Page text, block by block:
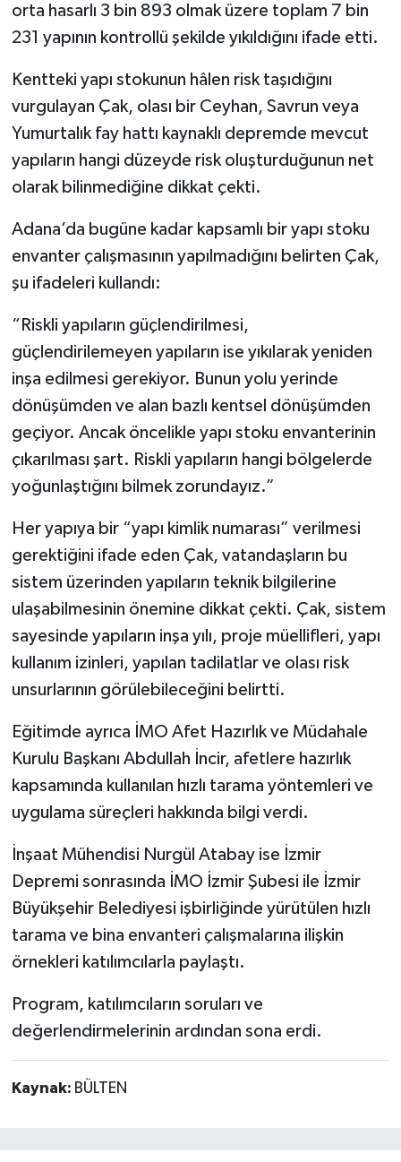
orta hasarlı 3 bin 893 olmak üzere toplam 7 bin
231 yapının kontrollü şekilde yıkıldığını ifade etti.
Kentteki yapı stokunun hâlen risk taşıdığını
vurgulayan Çak, olası bir Ceyhan, Savrun veya
Yumurtalık fay hattı kaynaklı depremde mevcut
yapıların hangi düzeyde risk oluşturduğunun net
olarak bilinmediğine dikkat çekti.
Adana’da bugüne kadar kapsamlı bir yapı stoku
envanter çalışmasının yapılmadığını belirten Çak,
şu ifadeleri kullandı:
“Riskli yapıların güçlendirilmesi,
güçlendirilemeyen yapıların ise yıkılarak yeniden
inşa edilmesi gerekiyor. Bunun yolu yerinde
dönüşümden ve alan bazlı kentsel dönüşümden
geçiyor. Ancak öncelikle yapı stoku envanterinin
çıkarılması şart. Riskli yapıların hangi bölgelerde
yoğunlaştığını bilmek zorundayız.”
Her yapıya bir “yapı kimlik numarası” verilmesi
gerektiğini ifade eden Çak, vatandaşların bu
sistem üzerinden yapıların teknik bilgilerine
ulaşabilmesinin önemine dikkat çekti. Çak, sistem
sayesinde yapıların inşa yılı, proje müellifleri, yapı
kullanım izinleri, yapılan tadilatlar ve olası risk
unsurlarının görülebileceğini belirtti.
Eğitimde ayrıca İMO Afet Hazırlık ve Müdahale
Kurulu Başkanı Abdullah İncir, afetlere hazırlık
kapsamında kullanılan hızlı tarama yöntemleri ve
uygulama süreçleri hakkında bilgi verdi.
İnşaat Mühendisi Nurgül Atabay ise İzmir
Depremi sonrasında İMO İzmir Şubesi ile İzmir
Büyükşehir Belediyesi işbirliğinde yürütülen hızlı
tarama ve bina envanteri çalışmalarına ilişkin
örnekleri katılımcılarla paylaştı.
Program, katılımcıların soruları ve
değerlendirmelerinin ardından sona erdi.
Kaynak: BÜLTEN